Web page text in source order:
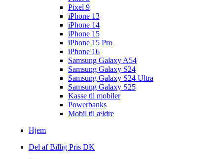
Pixel 9
iPhone 13
iPhone 14
iPhone 15
iPhone 15 Pro
iPhone 16
Samsung Galaxy A54
Samsung Galaxy S24
Samsung Galaxy S24 Ultra
Samsung Galaxy S25
Kasse til mobiler
Powerbanks
Mobil til ældre
Hjem
Del af Billig Pris DK